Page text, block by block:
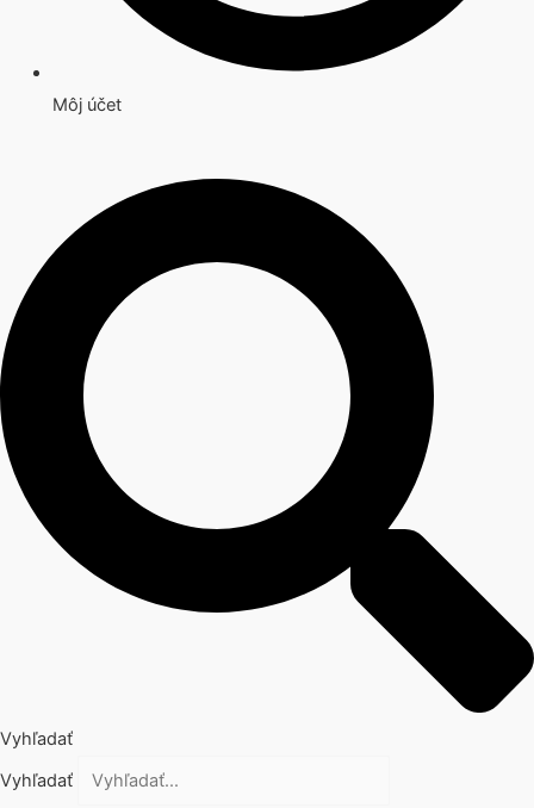
Môj účet
Vyhľadať
Vyhľadať